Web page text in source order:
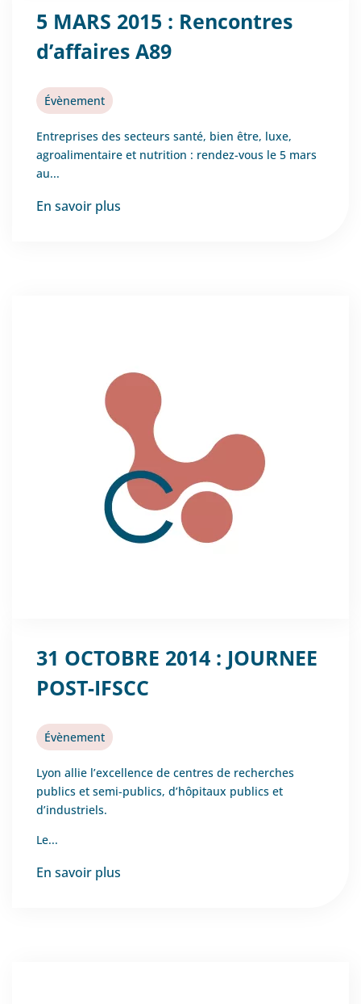
5 MARS 2015 : Rencontres
d’affaires A89
Évènement
Entreprises des secteurs santé, bien être, luxe,
agroalimentaire et nutrition : rendez-vous le 5 mars
au...
En savoir plus
31 OCTOBRE 2014 : JOURNEE
POST-IFSCC
Évènement
Lyon allie l’excellence de centres de recherches
publics et semi-publics, d’hôpitaux publics et
d’industriels.
Le...
En savoir plus